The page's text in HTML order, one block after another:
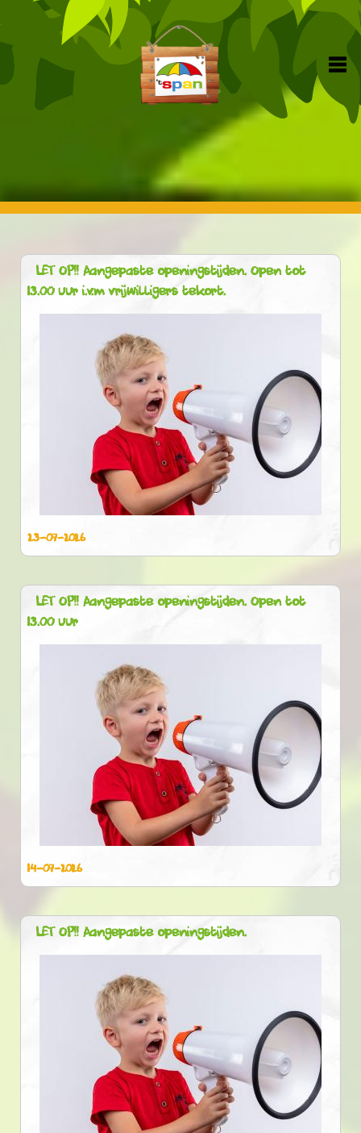
LET OP!! Aangepaste openingstijden. Open tot
13.00 uur i.v.m vrijwilligers tekort.
23-07-2026
LET OP!! Aangepaste openingstijden. Open tot
13.00 uur
14-07-2026
LET OP!! Aangepaste openingstijden.